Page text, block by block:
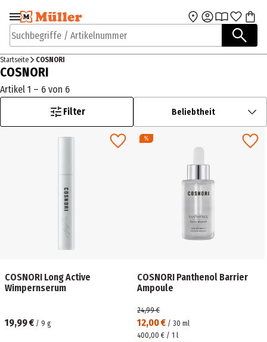
Zur Navigation
springen
Zum Hauptinhalt
Suchbegriffe / Artikelnummer
Startseite COSNORI
COSNORI
Artikel 1 – 6 von 6
Filter
Beliebtheit
COSNORI Long Active
Wimpernserum
19,99 € / 9 g
COSNORI Panthenol Barrier
Ampoule
12,00 € / 30 ml
24,99 €
400,00 € / 1 l